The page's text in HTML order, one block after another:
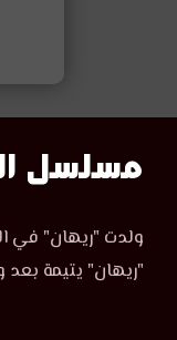
مسلسل
الوعد
الحلقة
مسلسل الوعد
مسلسل
الوعد
الحلقة
ولدت "ريهان" في
"ريهان" يتيمة بعد